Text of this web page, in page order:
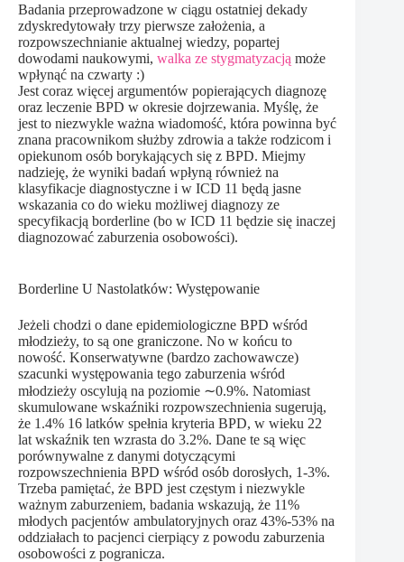
Badania przeprowadzone w ciągu ostatniej dekady
zdyskredytowały trzy pierwsze założenia, a
rozpowszechnianie aktualnej wiedzy, popartej
dowodami naukowymi, walka ze stygmatyzacją może
wpłynąć na czwarty :)
Jest coraz więcej argumentów popierających diagnozę
oraz leczenie BPD w okresie dojrzewania. Myślę, że
jest to niezwykle ważna wiadomość, która powinna być
znana pracownikom służby zdrowia a także rodzicom i
opiekunom osób borykających się z BPD. Miejmy
nadzieję, że wyniki badań wpłyną również na
klasyfikacje diagnostyczne i w ICD 11 będą jasne
wskazania co do wieku możliwej diagnozy ze
specyfikacją borderline (bo w ICD 11 będzie się inaczej
diagnozować zaburzenia osobowości).
Borderline U Nastolatków: Występowanie
Jeżeli chodzi o dane epidemiologiczne BPD wśród
młodzieży, to są one graniczone. No w końcu to
nowość. Konserwatywne (bardzo zachowawcze)
szacunki występowania tego zaburzenia wśród
młodzieży oscylują na poziomie ∼0.9%. Natomiast
skumulowane wskaźniki rozpowszechnienia sugerują,
że 1.4% 16 latków spełnia kryteria BPD, w wieku 22
lat wskaźnik ten wzrasta do 3.2%. Dane te są więc
porównywalne z danymi dotyczącymi
rozpowszechnienia BPD wśród osób dorosłych, 1-3%.
Trzeba pamiętać, że BPD jest częstym i niezwykle
ważnym zaburzeniem, badania wskazują, że 11%
młodych pacjentów ambulatoryjnych oraz 43%-53% na
oddziałach to pacjenci cierpiący z powodu zaburzenia
osobowości z pogranicza.